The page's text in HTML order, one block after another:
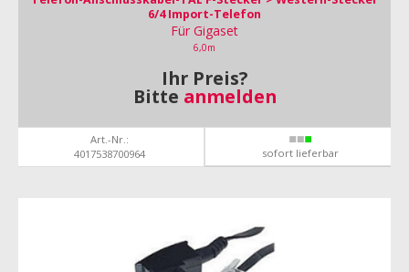
6/4 Import-Telefon
Für Gigaset
6,0m
Ihr Preis?
Bitte anmelden
Art.-Nr.:
4017538700964
sofort lieferbar